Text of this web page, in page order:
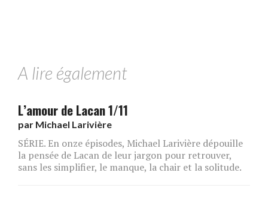
A lire également
L’amour de Lacan 1/11
par Michael Larivière
SÉRIE. En onze épisodes, Michael Larivière dépouille
la pensée de Lacan de leur jargon pour retrouver,
sans les simplifier, le manque, la chair et la solitude.